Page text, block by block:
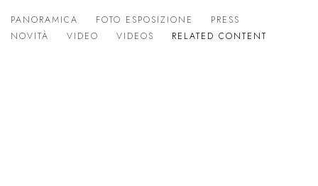
PANORAMICA FOTO ESPOSIZIONE
PRESS
NOVITÀ
VIDEO VIDEOS RELATED CONTENT